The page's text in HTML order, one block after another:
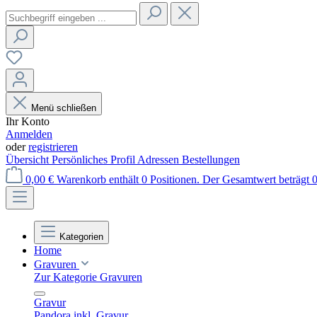
Menü schließen
Ihr Konto
Anmelden
oderregistrieren
ÜbersichtPersönliches ProfilAdressen Bestellungen
0,00 € Warenkorb enthält 0 Positionen. Der Gesamtwert beträgt
Kategorien
Home
Gravuren
Zur Kategorie Gravuren
Gravur